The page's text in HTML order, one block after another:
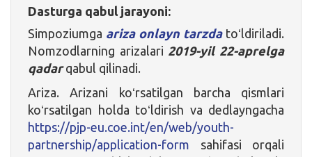
Dasturga qabul jarayoni:
Simpoziumga ariza onlayn tarzdatoʻldiriladi.
Nomzodlarning arizalari 2019-yil 22-aprelga
qadarqabul qilinadi.
Ariza. Arizani koʻrsatilgan barcha qismlari
koʻrsatilgan holda toʻldirish va dedlayngacha
https://pjp-eu.coe.int/en/web/youth-
partnership/application-form sahifasi orqali